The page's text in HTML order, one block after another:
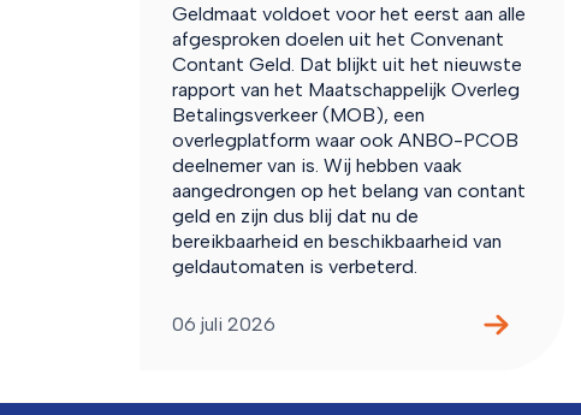
Geldmaat voldoet voor het eerst aan alle
afgesproken doelen uit het Convenant
Contant Geld. Dat blijkt uit het nieuwste
rapport van het Maatschappelijk Overleg
Betalingsverkeer (MOB), een
overlegplatform waar ook ANBO-PCOB
deelnemer van is. Wij hebben vaak
aangedrongen op het belang van contant
geld en zijn dus blij dat nu de
bereikbaarheid en beschikbaarheid van
geldautomaten is verbeterd.
06 juli 2026